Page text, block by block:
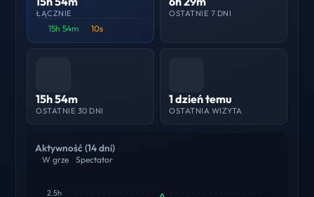
ŁĄCZNIE
15h 54m 10s
OSTATNIE 7 DNI
15h 54m
OSTATNIE 30 DNI
1 dzień temu
OSTATNIA WIZYTA
Aktywność (14 dni)
W grze Spectator
2.5h